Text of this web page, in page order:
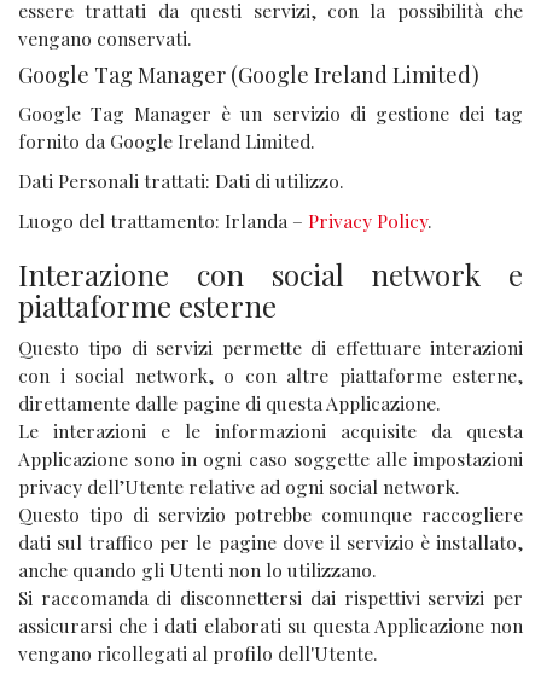
essere trattati da questi servizi, con la possibilità che
vengano conservati.
Google Tag Manager (Google Ireland Limited)
Google Tag Manager è un servizio di gestione dei tag
fornito da Google Ireland Limited.
Dati Personali trattati: Dati di utilizzo.
Luogo del trattamento: Irlanda – Privacy Policy.
Interazione con social network e
piattaforme esterne
Questo tipo di servizi permette di effettuare interazioni
con i social network, o con altre piattaforme esterne,
direttamente dalle pagine di questa Applicazione.
Le interazioni e le informazioni acquisite da questa
Applicazione sono in ogni caso soggette alle impostazioni
privacy dell’Utente relative ad ogni social network.
Questo tipo di servizio potrebbe comunque raccogliere
dati sul traffico per le pagine dove il servizio è installato,
anche quando gli Utenti non lo utilizzano.
Si raccomanda di disconnettersi dai rispettivi servizi per
assicurarsi che i dati elaborati su questa Applicazione non
vengano ricollegati al profilo dell'Utente.